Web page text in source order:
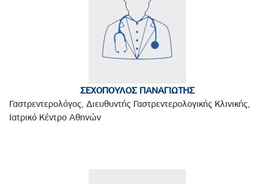
ΣΕΧΟΠΟΥΛΟΣ ΠΑΝΑΓΙΩΤΗΣ
Γαστρεντερολόγος, Διευθυντής Γαστρεντερολογικής Κλινικής,
Ιατρικό Κέντρο Αθηνών